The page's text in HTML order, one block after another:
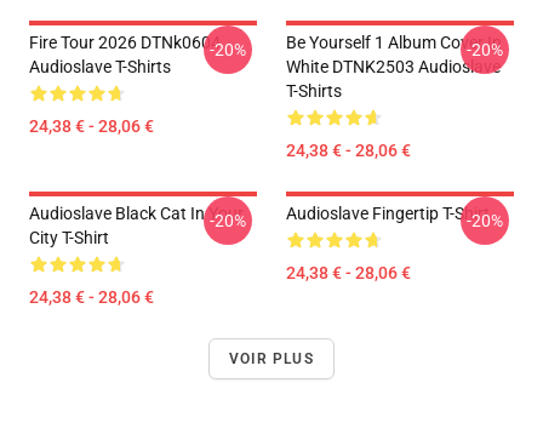
Fire Tour 2026 DTNk0604
Audioslave T-Shirts
24,38 € - 28,06 €
-20%
Be Yourself 1 Album Cover In
White DTNK2503 Audioslave
T-Shirts
24,38 € - 28,06 €
-20%
Audioslave Black Cat In Your
City T-Shirt
24,38 € - 28,06 €
-20% Audioslave Fingertip T-Shirt
24,38 € - 28,06 €
-20%
VOIR PLUS